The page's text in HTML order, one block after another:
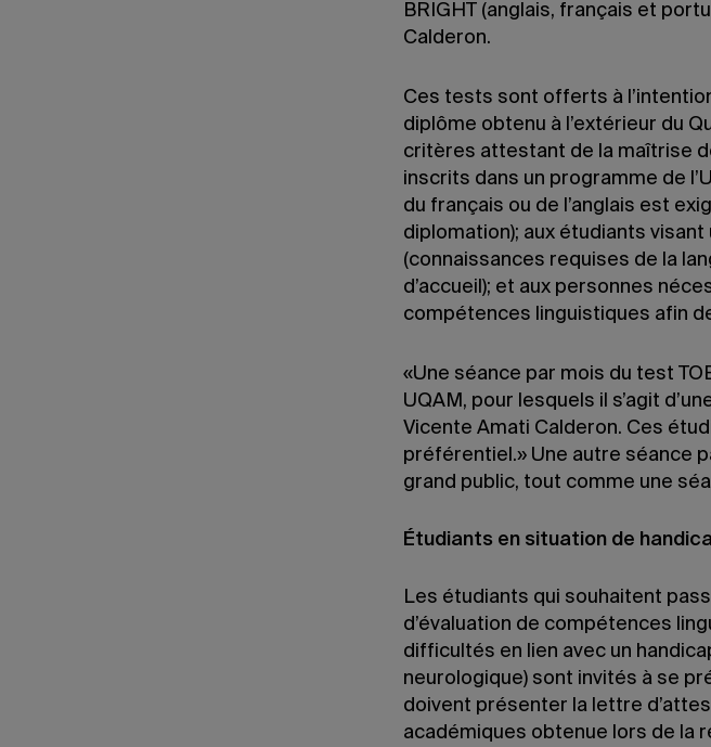
BRIGHT (anglais, français et
Calderon.
Ces tests sont offerts à
diplôme obtenu à l’extérieur du
critères attestant de la maîtrise
inscrits dans un programme de
du français ou de l’anglais est
diplomation); aux étudiants
(connaissances requises de la
d’accueil); et aux personnes
compétences linguistiques afin
«Une séance par mois du test
UQAM, pour lesquels il s’agit
Vicente Amati Calderon. Ces
préférentiel.» Une autre séance
grand public, tout comme une
Étudiants en situation de
Les étudiants qui souhaitent
d’évaluation de compétences
difficultés en lien avec un
neurologique) sont invités à se
doivent présenter la lettre
académiques obtenue lors de la